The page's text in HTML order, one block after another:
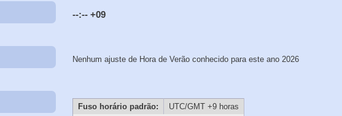
--:-- +09
Nenhum ajuste de Hora de Verão conhecido para este ano 2026
Fuso horário padrão:
UTC/GMT +9 horas